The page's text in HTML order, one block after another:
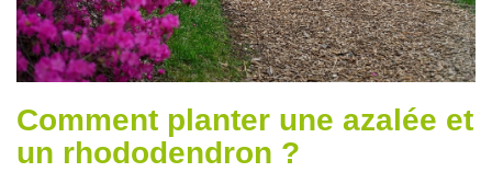
Comment planter une azalée et
un rhododendron ?